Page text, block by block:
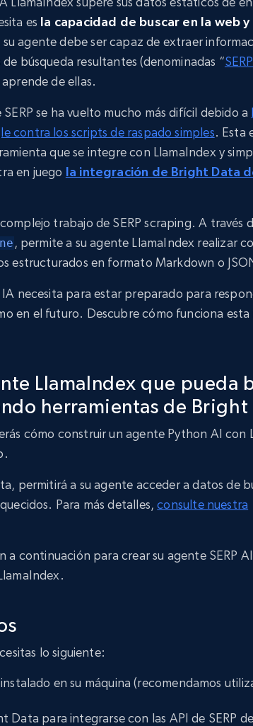
es la capacidad de buscar en la web
su agente debe ser capaz de extraer
búsqueda resultantes (denominadas “
de ellas.
se ha vuelto mucho más difícil debido a
contra los scripts de raspado simples. Esta
que se integre con LlamaIndex y
en juego la integración de Bright Data
trabajo de SERP scraping. A través
, permite a su agente LlamaIndex realizar
estructurados en formato Markdown o
necesita para estar preparado para
en el futuro. Descubre cómo funciona
LlamaIndex que pueda
herramientas de Bright
cómo construir un agente Python AI con
permitirá a su agente acceder a datos de
Para más detalles,consulte nuestra
a continuación para crear su agente SERP
lo siguiente:
en su máquina (recomendamos
Data para integrarse con las API de SERP